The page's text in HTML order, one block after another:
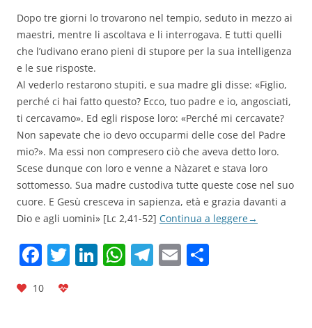
Dopo tre giorni lo trovarono nel tempio, seduto in mezzo ai
maestri, mentre li ascoltava e li interrogava. E tutti quelli
che l’udivano erano pieni di stupore per la sua intelligenza
e le sue risposte.
Al vederlo restarono stupiti, e sua madre gli disse: «Figlio,
perché ci hai fatto questo? Ecco, tuo padre e io, angosciati,
ti cercavamo». Ed egli rispose loro: «Perché mi cercavate?
Non sapevate che io devo occuparmi delle cose del Padre
mio?». Ma essi non compresero ciò che aveva detto loro.
Scese dunque con loro e venne a Nàzaret e stava loro
sottomesso. Sua madre custodiva tutte queste cose nel suo
cuore. E Gesù cresceva in sapienza, età e grazia davanti a
Dio e agli uomini» [Lc 2,41-52] Continua a leggere→
F
a
c
T Li W T E
10